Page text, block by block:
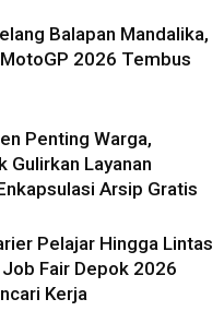
Balapan Mandalika,
2026 Tembus
Penting Warga,
Gulirkan Layanan
Arsip Gratis
Pelajar Hingga Lintas
Fair Depok 2026
Kerja